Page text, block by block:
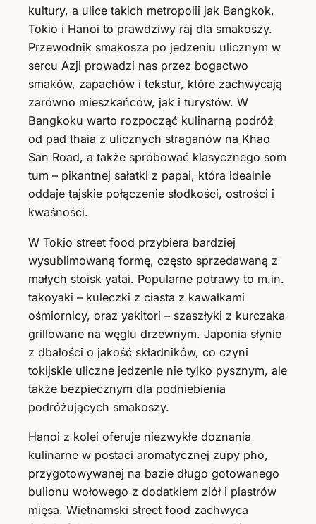
kultury, a ulice takich metropolii jak Bangkok,
Tokio i Hanoi to prawdziwy raj dla smakoszy.
Przewodnik smakosza po jedzeniu ulicznym w
sercu Azji prowadzi nas przez bogactwo
smaków, zapachów i tekstur, które zachwycają
zarówno mieszkańców, jak i turystów. W
Bangkoku warto rozpocząć kulinarną podróż
od pad thaia z ulicznych straganów na Khao
San Road, a także spróbować klasycznego som
tum – pikantnej sałatki z papai, która idealnie
oddaje tajskie połączenie słodkości, ostrości i
kwaśności.
W Tokio street food przybiera bardziej
wysublimowaną formę, często sprzedawaną z
małych stoisk yatai. Popularne potrawy to m.in.
takoyaki – kuleczki z ciasta z kawałkami
ośmiornicy, oraz yakitori – szaszłyki z kurczaka
grillowane na węglu drzewnym. Japonia słynie
z dbałości o jakość składników, co czyni
tokijskie uliczne jedzenie nie tylko pysznym, ale
także bezpiecznym dla podniebienia
podróżujących smakoszy.
Hanoi z kolei oferuje niezwykłe doznania
kulinarne w postaci aromatycznej zupy pho,
przygotowywanej na bazie długo gotowanego
bulionu wołowego z dodatkiem ziół i plastrów
mięsa. Wietnamski street food zachwyca